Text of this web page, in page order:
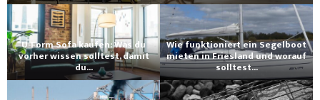
U-Form Sofa kaufen: Was du
vorher wissen solltest, damit
du...
Wie funktioniert ein Segelboot
mieten in Friesland und worauf
solltest...